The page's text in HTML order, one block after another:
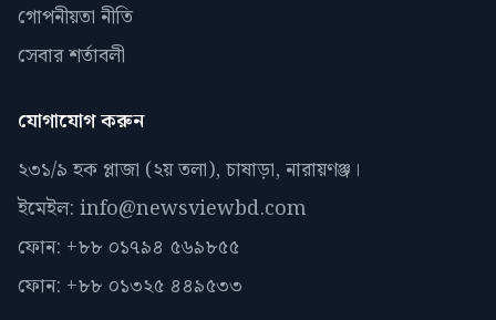
গোপনীয়তা নীতি
সেবার শর্তাবলী
যোগাযোগ করুন
২৩১/৯ হক প্লাজা (২য় তলা), চাষাড়া, নারায়ণঞ্জ।
ইমেইল: info@newsviewbd.com
ফোন: +৮৮ ০১৭৯৪ ৫৬৯৮৫৫
ফোন: +৮৮ ০১৩২৫ ৪৪৯৫৩৩